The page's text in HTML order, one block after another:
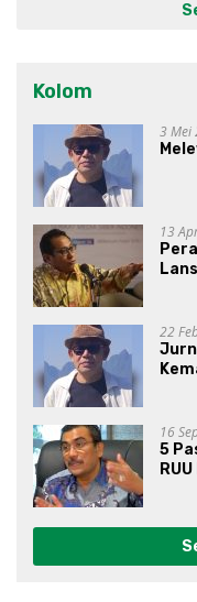
Kolom
3 Mei
13
22
16
5